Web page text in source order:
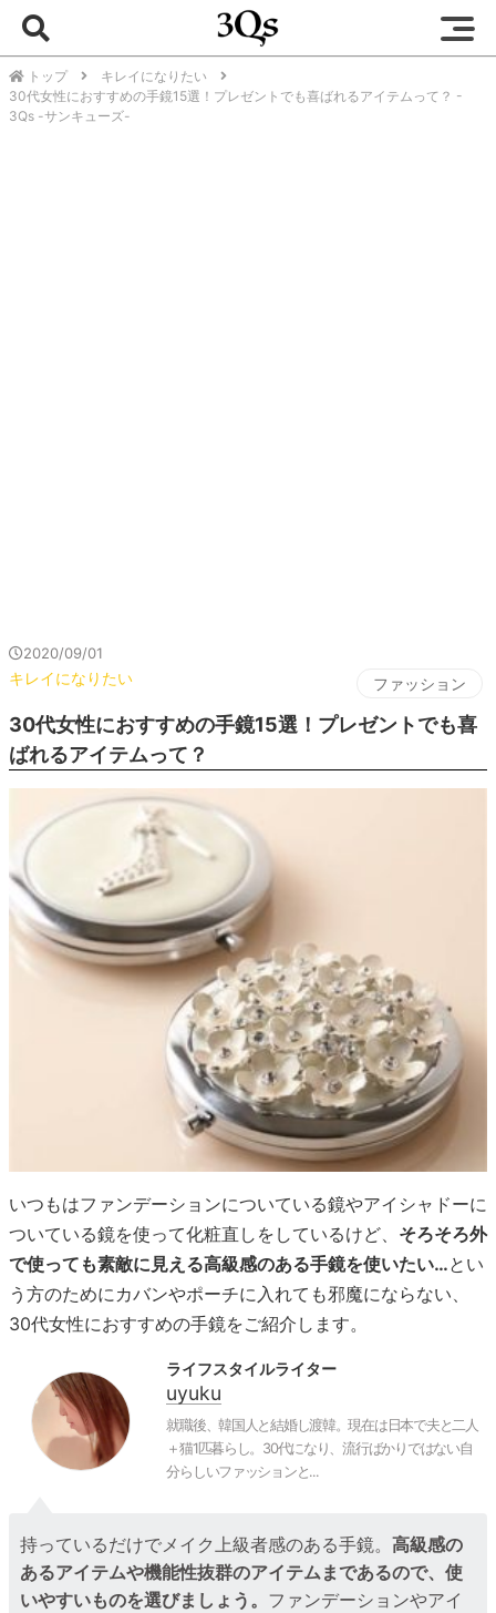
トップ
キレイになりたい
30代女性におすすめの手鏡15選！プレゼントでも喜ばれるアイテムって？ -
3Qs -サンキューズ-
2020/09/01
キレイになりたい ファッション
30代女性におすすめの手鏡15選！プレゼントでも喜
ばれるアイテムって？
いつもはファンデーションについている鏡やアイシャドーに
ついている鏡を使って化粧直しをしているけど、 そろそろ外
で使っても素敵に見える高級感のある手鏡を使いたい…とい
う方のためにカバンやポーチに入れても邪魔にならない、
30代女性におすすめの手鏡をご紹介します。
ライフスタイルライター
uyuku
就職後、韓国人と結婚し渡韓。現在は日本で夫と二人
＋猫1匹暮らし。30代になり、流行ばかりではない自
分らしいファッションと...
持っているだけでメイク上級者感のある手鏡。高級感の
あるアイテムや機能性抜群のアイテムまであるので、使
いやすいものを選びましょう。 ファンデーションやアイ